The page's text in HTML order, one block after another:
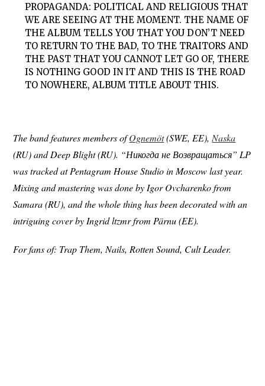
PROPAGANDA: POLITICAL AND RELIGIOUS THAT
WE ARE SEEING AT THE MOMENT. THE NAME OF
THE ALBUM TELLS YOU THAT YOU DON’T NEED
TO RETURN TO THE BAD, TO THE TRAITORS AND
THE PAST THAT YOU CANNOT LET GO OF, THERE
IS NOTHING GOOD IN IT AND THIS IS THE ROAD
TO NOWHERE, ALBUM TITLE ABOUT THIS.
The band features members ofOgnemöt(SWE, EE), Naska
(RU) and Deep Blight (RU). “Никогда не Возвращаться” LP
was tracked at Pentagram House Studio in Moscow last year.
Mixing and mastering was done by Igor Ovcharenko from
Samara (RU), and the whole thing has been decorated with an
intriguing cover by Ingrid ltzmr from Pärnu (EE).
For fans of: Trap Them, Nails, Rotten Sound, Cult Leader.